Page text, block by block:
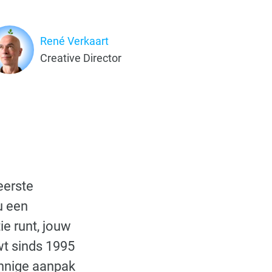
René Verkaart
Creative Director
een
runt, jouw
sinds 1995
aanpak